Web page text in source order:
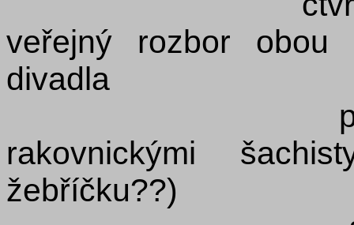
veřejný rozbor obou
divadla
pátek
rakovnickými
žebříčku??)